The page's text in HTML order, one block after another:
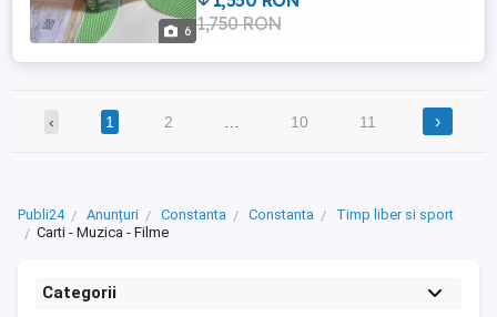
6 1,750 RON
‹ 1 2 10 11 ›
Publi24 Anunțuri Constanta Constanta
Timp liber si sport
Carti - Muzica - Filme
Categorii